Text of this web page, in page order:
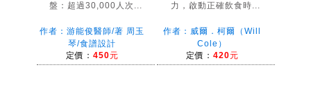
盤：超過30,000人次...
作者：游能俊醫師/著 周玉
琴/食譜設計
定價： 450元
力，啟動正確飲食時...
作者：威爾．柯爾（Will
Cole）
定價： 420元